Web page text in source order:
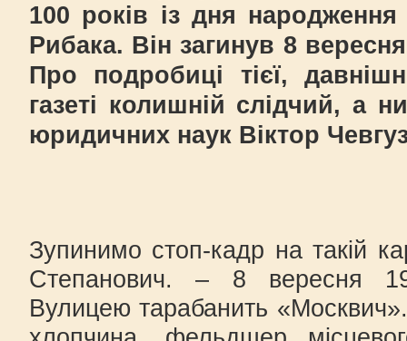
100 років із дня
Рибака. Він загинув 8
Про подробиці тієї,
газеті колишній слідчий, а
юридичних наук Віктор
Зупинимо стоп-кадр на такій
Степанович. – 8 вересня
Вулицею тарабанить